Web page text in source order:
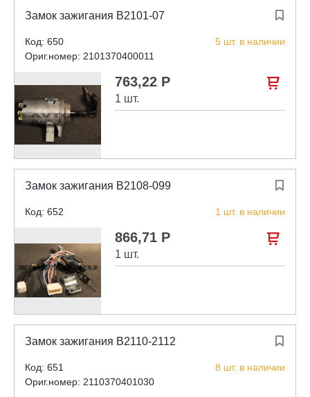

Замок зажигания В2101-07
Код: 650
5 шт. в наличии
Ориг.номер: 2101370400011
763,22 Р
1 шт.


Замок зажигания В2108-099
Код: 652 1 шт. в наличии
866,71 Р
1 шт.


Замок зажигания В2110-2112
Код: 651
8 шт. в наличии
Ориг.номер: 2110370401030